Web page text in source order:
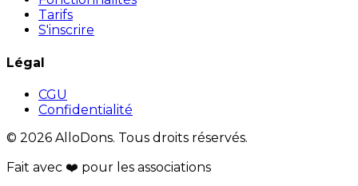
Tarifs
S'inscrire
Légal
CGU
Confidentialité
© 2026 AlloDons. Tous droits réservés.
Fait avec ❤️ pour les associations